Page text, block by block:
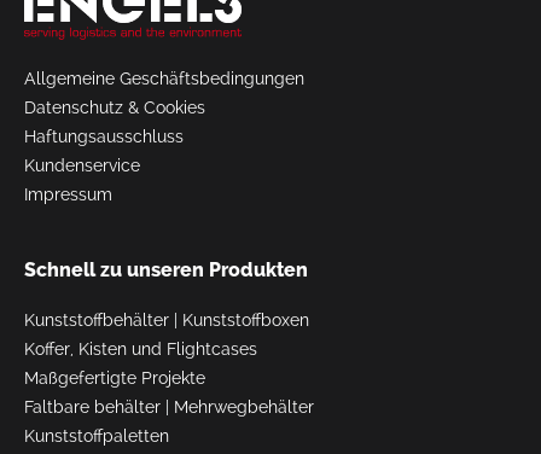
Allgemeine Geschäftsbedingungen
Datenschutz & Cookies
Haftungsausschluss
Kundenservice
Impressum
Schnell zu unseren Produkten
Kunststoffbehälter
Kunststoffboxen
Koffer, Kisten und Flightcases
Maßgefertigte Projekte
Faltbare behälter
Mehrwegbehälter
Kunststoffpaletten